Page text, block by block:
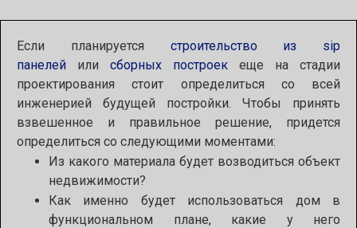
Если планируется строительство из sip
панелей или сборных построек
еще на стадии
проектирования стоит определиться со всей
инженерией будущей постройки. Чтобы принять
взвешенное и правильное решение, придется
определиться со следующими моментами:
Из какого материала будет возводиться объект
недвижимости?
Как именно будет использоваться дом в
функциональном плане, какие у него